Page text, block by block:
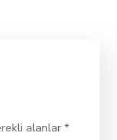
alanlar*